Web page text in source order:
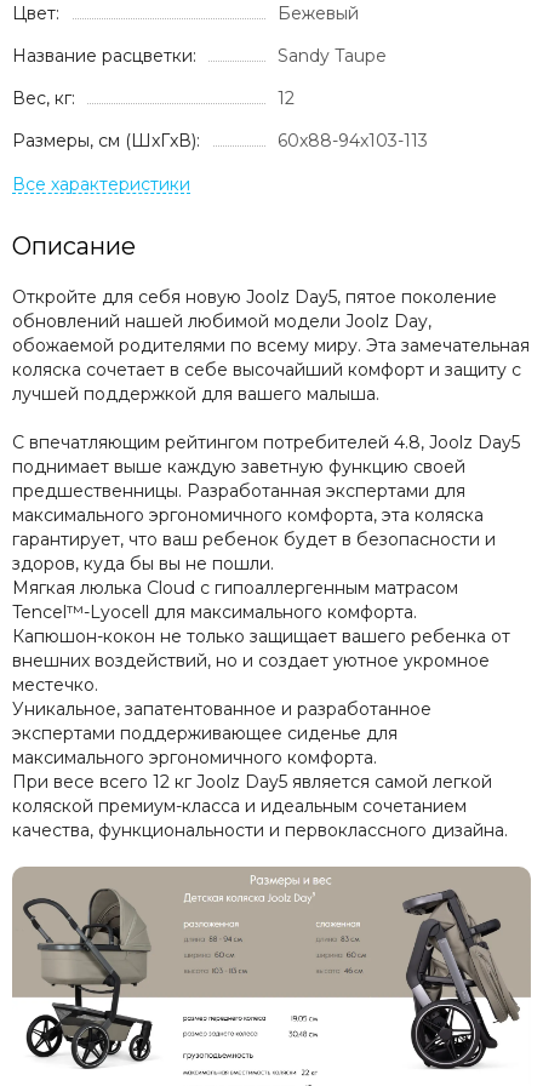
Цвет:
Бежевый
Название расцветки:
Sandy Taupe
Вес, кг:
12
Размеры, см (ШxГxВ):
60x88-94x103-113
Описание
Откройте для себя новую Joolz Day5, пятое поколение
обновлений нашей любимой модели Joolz Day,
обожаемой родителями по всему миру. Эта замечательная
коляска сочетает в себе высочайший комфорт и защиту с
лучшей поддержкой для вашего малыша.
С впечатляющим рейтингом потребителей 4.8, Joolz Day5
поднимает выше каждую заветную функцию своей
предшественницы. Разработанная экспертами для
максимального эргономичного комфорта, эта коляска
гарантирует, что ваш ребенок будет в безопасности и
здоров, куда бы вы не пошли.
Мягкая люлька Cloud с гипоаллергенным матрасом
Tencel™-Lyocell для максимального комфорта.
Капюшон-кокон не только защищает вашего ребенка от
внешних воздействий, но и создает уютное укромное
местечко.
Уникальное, запатентованное и разработанное
экспертами поддерживающее сиденье для
максимального эргономичного комфорта.
При весе всего 12 кг Joolz Day5 является самой легкой
коляской премиум-класса и идеальным сочетанием
качества, функциональности и первоклассного дизайна.